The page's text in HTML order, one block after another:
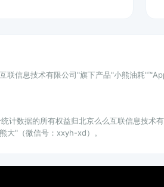
联信息技术有限公司"旗下产品"小熊油耗
计数据的所有权益归北京么么互联信息技术
大"（微信号：xxyh-xd）。